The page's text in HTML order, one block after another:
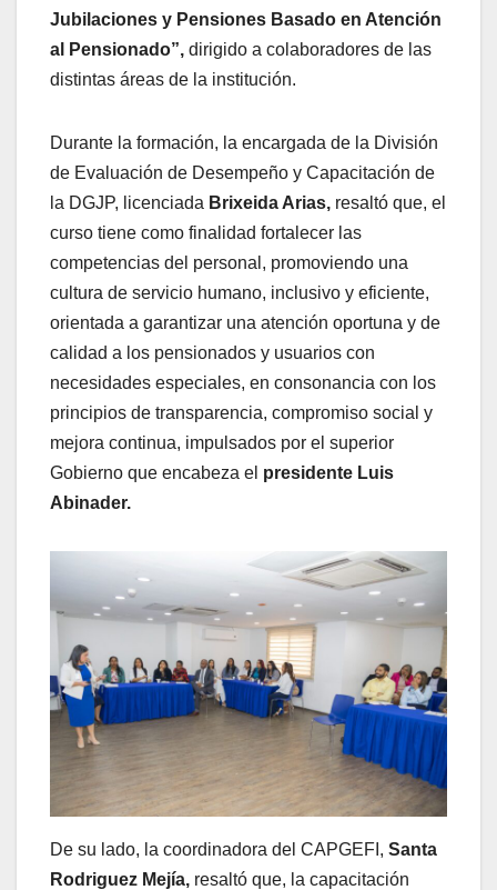
Jubilaciones y Pensiones Basado en Atención
al Pensionado”, dirigido a colaboradores de las
distintas áreas de la institución.
Durante la formación, la encargada de la División
de Evaluación de Desempeño y Capacitación de
la DGJP, licenciada Brixeida Arias, resaltó que, el
curso tiene como finalidad fortalecer las
competencias del personal, promoviendo una
cultura de servicio humano, inclusivo y eficiente,
orientada a garantizar una atención oportuna y de
calidad a los pensionados y usuarios con
necesidades especiales, en consonancia con los
principios de transparencia, compromiso social y
mejora continua, impulsados por el superior
Gobierno que encabeza el presidente Luis
Abinader.
De su lado, la coordinadora del CAPGEFI, Santa
Rodriguez Mejía, resaltó que, la capacitación